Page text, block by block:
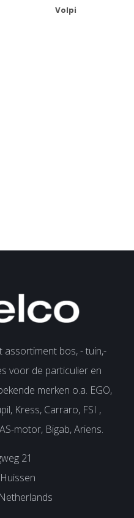
Volpi
assortiment bos, - tuin,-
voor de particulier en
merken o.a. EGO,
Kress, Carraro, FSI ,
motor, Bigab, Ariens.
21